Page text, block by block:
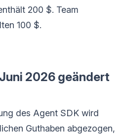
200 $. Team
100 $.
2026 geändert
des Agent SDK wird
Guthaben abgezogen,